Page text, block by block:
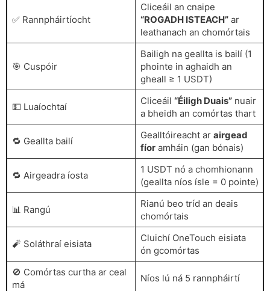
✅ Rannpháirtíocht
Cliceáil an cnaipe
“ROGADH ISTEACH”ar
leathanach an chomórtais
🎯 Cuspóir
Bailigh na geallta is bailí (1
phointe in aghaidh an
gheall ≥ 1 USDT)
💵 Luaíochtaí
Cliceáil “Éiligh Duais”nuair
a bheidh an comórtas thart
🔁 Geallta bailí
Gealltóireacht ar airgead
fíoramháin (gan bónais)
🔁 Airgeadra íosta
1 USDT nó a chomhionann
(geallta níos ísle = 0 pointe)
📊 Rangú
Rianú beo tríd an deais
chomórtais
🧨 Soláthraí eisiata
Cluichí OneTouch eisiata
ón gcomórtas
🚫 Comórtas curtha ar ceal
má
Níos lú ná 5 rannpháirtí